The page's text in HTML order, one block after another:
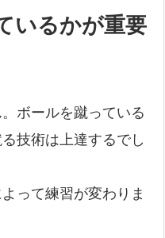
いるかが重要
ボールを蹴っている
技術は上達するでし
って練習が変わりま